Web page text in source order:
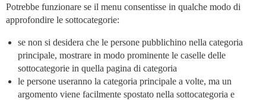
Potrebbe funzionare se il menu consentisse in qualche modo di
approfondire le sottocategorie:
se non si desidera che le persone pubblichino nella categoria
principale, mostrare in modo prominente le caselle delle
sottocategorie in quella pagina di categoria
le persone useranno la categoria principale a volte, ma un
argomento viene facilmente spostato nella sottocategoria e